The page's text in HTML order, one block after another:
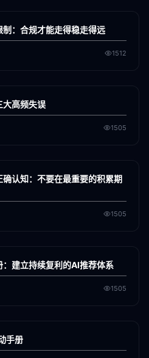
：合规才能走得稳走得远
1512
大高频失误
1505
认知：不要在最重要的积累期
1505
建立持续复利的AI推荐体系
1505
手册